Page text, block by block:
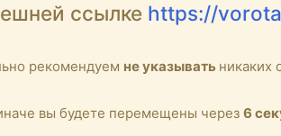
ссылке https://
рекомендуем не указывать никаких
вы будете перемещены через 6